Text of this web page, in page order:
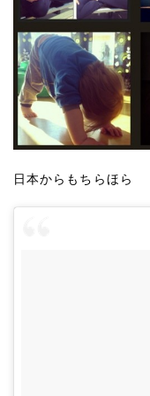
日本からもちらほら